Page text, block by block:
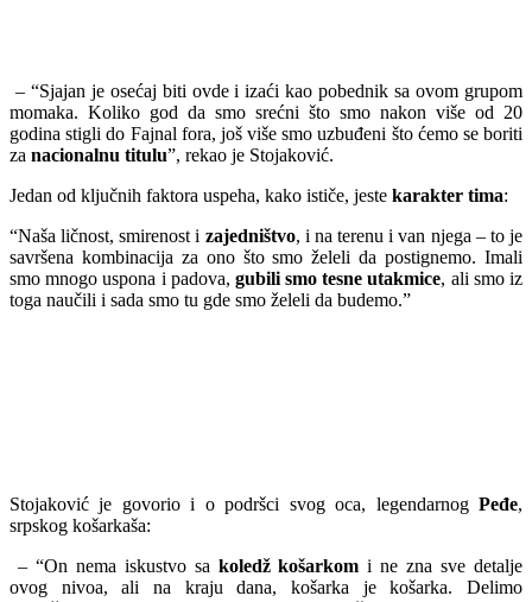
– “Sjajan je osećaj biti ovde i izaći kao pobednik sa ovom grupom
momaka. Koliko god da smo srećni što smo nakon više od 20
godina stigli do Fajnal fora, još više smo uzbuđeni što ćemo se boriti
za nacionalnu titulu”, rekao je Stojaković.
Jedan od ključnih faktora uspeha, kako ističe, jeste karakter tima:
“Naša ličnost, smirenost i zajedništvo, i na terenu i van njega – to je
savršena kombinacija za ono što smo želeli da postignemo. Imali
smo mnogo uspona i padova, gubili smo tesne utakmice, ali smo iz
toga naučili i sada smo tu gde smo želeli da budemo.”
Stojaković je govorio i o podršci svog oca, legendarnog Peđe,
srpskog košarkaša:
– “On nema iskustvo sa koledž košarkom i ne zna sve detalje
ovog nivoa, ali na kraju dana, košarka je košarka. Delimo